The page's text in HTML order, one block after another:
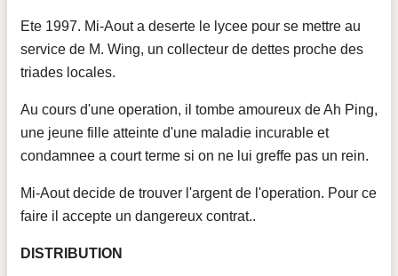
Ete 1997. Mi-Aout a deserte le lycee pour se mettre au
service de M. Wing, un collecteur de dettes proche des
triades locales.
Au cours d'une operation, il tombe amoureux de Ah Ping,
une jeune fille atteinte d'une maladie incurable et
condamnee a court terme si on ne lui greffe pas un rein.
Mi-Aout decide de trouver l'argent de l'operation. Pour ce
faire il accepte un dangereux contrat..
DISTRIBUTION